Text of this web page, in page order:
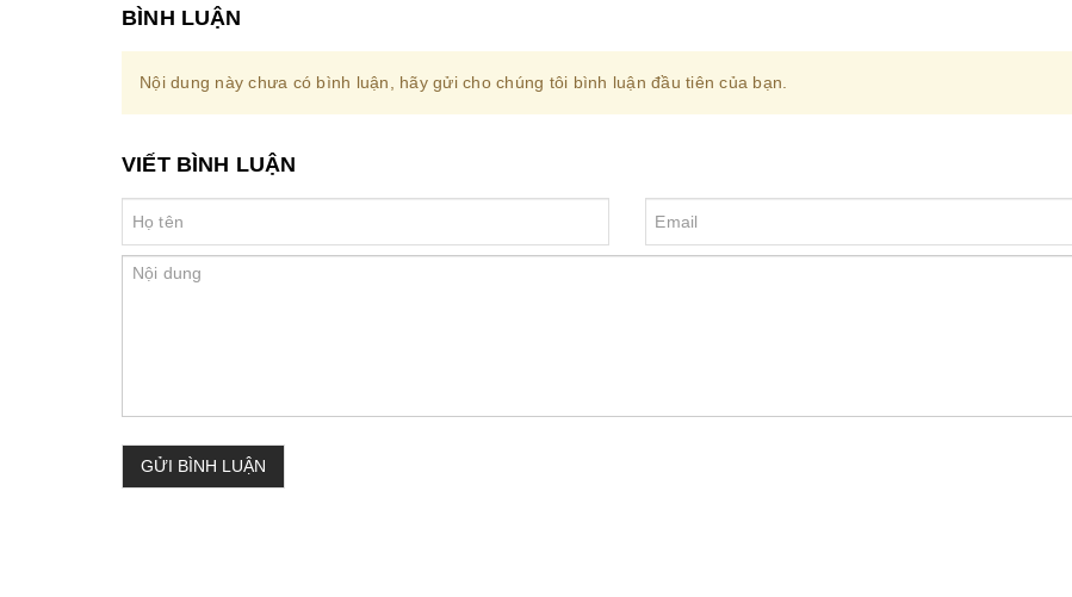
BÌNH LUẬN
Nội dung này chưa có bình luận, hãy gửi cho chúng tôi bình luận đầu tiên của bạn.
VIẾT BÌNH LUẬN
GỬI BÌNH LUẬN